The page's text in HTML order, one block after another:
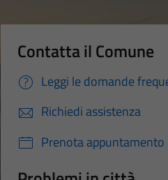
Contatta il Comune
Leggi le domande
Richiedi assistenza
Prenota appuntamento